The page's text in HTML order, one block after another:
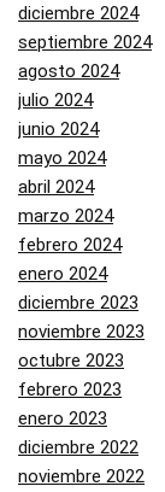
diciembre 2024
septiembre 2024
agosto 2024
julio 2024
junio 2024
mayo 2024
abril 2024
marzo 2024
febrero 2024
enero 2024
diciembre 2023
noviembre 2023
octubre 2023
febrero 2023
enero 2023
diciembre 2022
noviembre 2022